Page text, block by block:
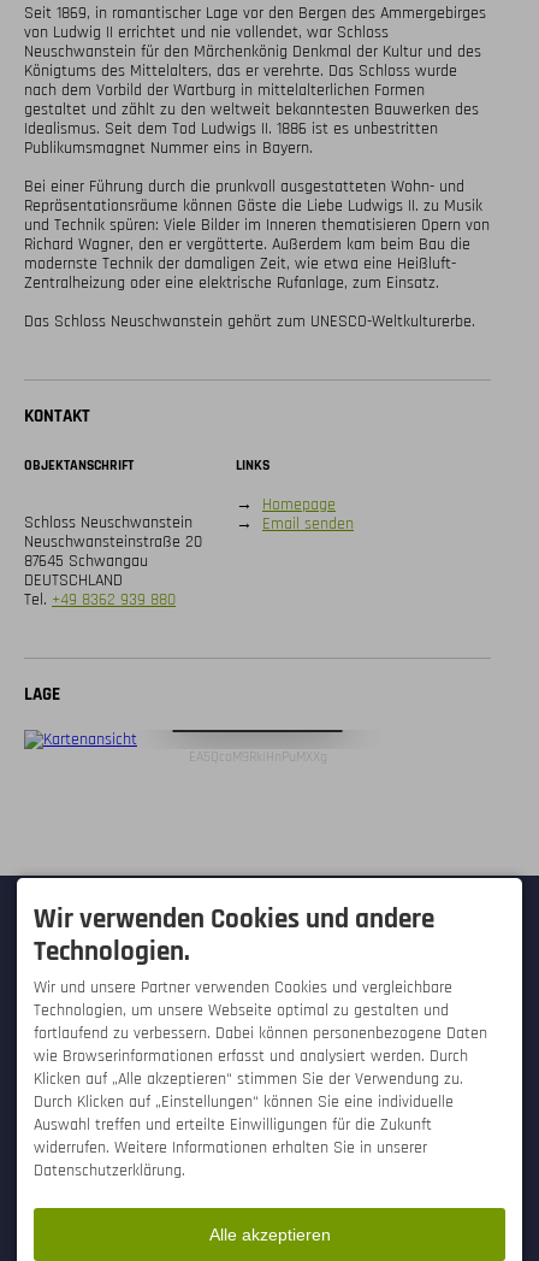
Seit 1869, in romantischer Lage vor den Bergen des Ammergebirges
von Ludwig II errichtet und nie vollendet, war Schloss
Neuschwanstein für den Märchenkönig Denkmal der Kultur und des
Königtums des Mittelalters, das er verehrte. Das Schloss wurde
nach dem Vorbild der Wartburg in mittelalterlichen Formen
gestaltet und zählt zu den weltweit bekanntesten Bauwerken des
Idealismus. Seit dem Tod Ludwigs II. 1886 ist es unbestritten
Publikumsmagnet Nummer eins in Bayern.
Bei einer Führung durch die prunkvoll ausgestatteten Wohn- und
Repräsentationsräume können Gäste die Liebe Ludwigs II. zu Musik
und Technik spüren: Viele Bilder im Inneren thematisieren Opern von
Richard Wagner, den er vergötterte. Außerdem kam beim Bau die
modernste Technik der damaligen Zeit, wie etwa eine Heißluft-
Zentralheizung oder eine elektrische Rufanlage, zum Einsatz.
Das Schloss Neuschwanstein gehört zum UNESCO-Weltkulturerbe.
KONTAKT
OBJEKTANSCHRIFT
Schloss Neuschwanstein
Neuschwansteinstraße 20
87645 Schwangau
DEUTSCHLAND
Tel. +49 8362 939 880
LINKS
→ Homepage
→ Email senden
LAGE
EA5QcoM9RkiHnPuMXXg
KONTAKT
Hallo Tourist! - Westfalica-Verlag
GmbH
Hauptstraße 28
32457 Porta Westfalica /
Hausberge
DEUTSCHLAND
Tel.+49 571 934 25 50
Fax +49 571 934 255 99
info@hallo-tourist.de
SERVICE
Kontaktformular
Bestellung für UrlauberInnen
TouristikerInnen
SONSTIGES
Engagement
Bildnachweise
Wir verwenden Cookies und andere
Technologien.
Wir und unsere Partner verwenden Cookies und vergleichbare
Technologien, um unsere Webseite optimal zu gestalten und
fortlaufend zu verbessern. Dabei können personenbezogene Daten
wie Browserinformationen erfasst und analysiert werden. Durch
Klicken auf „Alle akzeptieren“ stimmen Sie der Verwendung zu.
Durch Klicken auf „Einstellungen“ können Sie eine individuelle
Auswahl treffen und erteilte Einwilligungen für die Zukunft
widerrufen. Weitere Informationen erhalten Sie in unserer
Datenschutzerklärung.
Alle akzeptieren